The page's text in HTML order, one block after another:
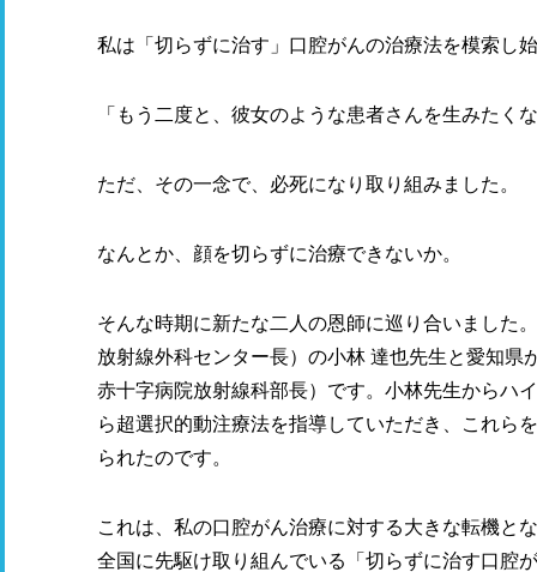
私は「切らずに治す」口腔がんの治療法を模索し
「もう二度と、彼女のような患者さんを生みたく
ただ、その一念で、必死になり取り組みました。
なんとか、顔を切らずに治療できないか。
そんな時期に新たな二人の恩師に巡り合いました
放射線外科センター長）の小林 達也先生と愛知
赤十字病院放射線科部長）です。小林先生からハ
ら超選択的動注療法を指導していただき、これら
られたのです。
これは、私の口腔がん治療に対する大きな転機と
全国に先駆け取り組んでいる「切らずに治す口腔